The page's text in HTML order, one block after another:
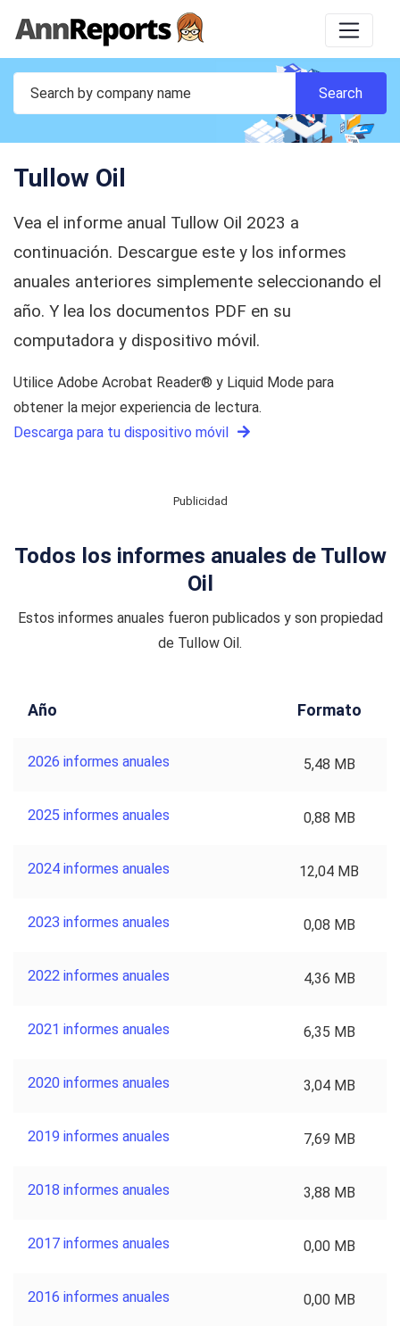
Tullow Oil
Vea el informe anual Tullow Oil 2023 a
continuación. Descargue este y los informes
anuales anteriores simplemente seleccionando el
año. Y lea los documentos PDF en su
computadora y dispositivo móvil.
Utilice Adobe Acrobat Reader® y Liquid Mode para
obtener la mejor experiencia de lectura.
Descarga para tu dispositivo móvil
Publicidad
Todos los informes anuales de Tullow
Oil
Estos informes anuales fueron publicados y son propiedad
de Tullow Oil.
Año Formato
2026 informes anuales 5,48 MB
2025 informes anuales 0,88 MB
2024 informes anuales 12,04 MB
2023 informes anuales 0,08 MB
2022 informes anuales 4,36 MB
2021 informes anuales 6,35 MB
2020 informes anuales 3,04 MB
2019 informes anuales 7,69 MB
2018 informes anuales 3,88 MB
2017 informes anuales 0,00 MB
2016 informes anuales 0,00 MB